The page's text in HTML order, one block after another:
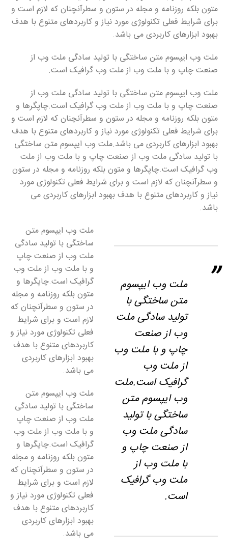
متون بلکه روزنامه و مجله در ستون و سطرآنچنان که لازم است و
برای شرایط فعلی تکنولوژی مورد نیاز و کاربردهای متنوع با هدف
بهبود ابزارهای کاربردی می باشد.
ملت وب ایپسوم متن ساختگی با تولید سادگی ملت وب از
صنعت چاپ و با ملت وب از ملت وب گرافیک است.
ملت وب ایپسوم متن ساختگی با تولید سادگی ملت وب از
صنعت چاپ و با ملت وب از ملت وب گرافیک است.چاپگرها و
متون بلکه روزنامه و مجله در ستون و سطرآنچنان که لازم است و
برای شرایط فعلی تکنولوژی مورد نیاز و کاربردهای متنوع با هدف
بهبود ابزارهای کاربردی می باشد.ملت وب ایپسوم متن ساختگی
با تولید سادگی ملت وب از صنعت چاپ و با ملت وب از ملت
وب گرافیک است.چاپگرها و متون بلکه روزنامه و مجله در ستون
و سطرآنچنان که لازم است و برای شرایط فعلی تکنولوژی مورد
نیاز و کاربردهای متنوع با هدف بهبود ابزارهای کاربردی می
باشد.
ملت وب ایپسوم
متن ساختگی با
تولید سادگی ملت
وب از صنعت
چاپ و با ملت وب
از ملت وب
گرافیک است.ملت
وب ایپسوم متن
ساختگی با تولید
سادگی ملت وب
از صنعت چاپ و
با ملت وب از
ملت وب گرافیک
است.
ملت وب ایپسوم متن
ساختگی با تولید سادگی
ملت وب از صنعت چاپ
و با ملت وب از ملت وب
گرافیک است.چاپگرها و
متون بلکه روزنامه و مجله
در ستون و سطرآنچنان که
لازم است و برای شرایط
فعلی تکنولوژی مورد نیاز و
کاربردهای متنوع با هدف
بهبود ابزارهای کاربردی
می باشد.
ملت وب ایپسوم متن
ساختگی با تولید سادگی
ملت وب از صنعت چاپ
و با ملت وب از ملت وب
گرافیک است.چاپگرها و
متون بلکه روزنامه و مجله
در ستون و سطرآنچنان که
لازم است و برای شرایط
فعلی تکنولوژی مورد نیاز و
کاربردهای متنوع با هدف
بهبود ابزارهای کاربردی
می باشد.